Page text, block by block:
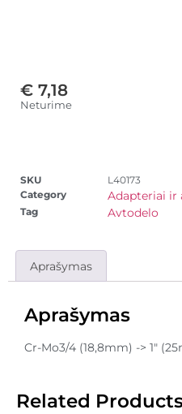
€ 7,18
Neturime
SKU
L40173
Category
Adapteriai ir
Tag Avtodelo
Aprašymas
Aprašymas
Cr-Mo3/4 (18,8mm) -> 1"
Related